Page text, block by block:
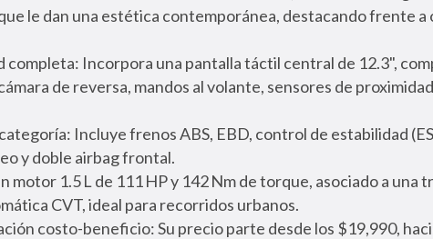
le dan una estética contemporánea, destacando frente a
completa: Incorpora una pantalla táctil central de 12.3",
de reversa, mandos al volante, sensores de
Incluye frenos ABS, EBD, control de estabilidad
y doble airbag frontal.
1.5 L de 111 HP y 142 Nm de torque, asociado a una
CVT, ideal para recorridos urbanos.
costo-beneficio: Su precio parte desde los $19,990,